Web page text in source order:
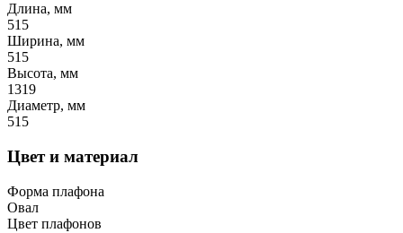
Длина, мм
515
Ширина, мм
515
Высота, мм
1319
Диаметр, мм
515
Цвет и материал
Форма плафона
Овал
Цвет плафонов